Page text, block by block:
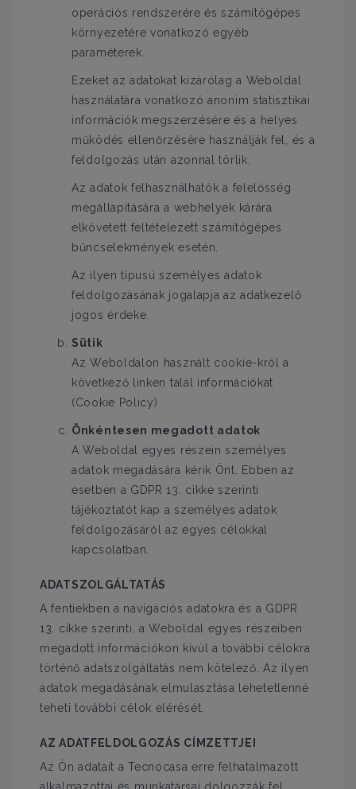
operációs rendszerére és számítógépes
környezetére vonatkozó egyéb
paraméterek.
Ezeket az adatokat kizárólag a Weboldal
használatára vonatkozó anonim statisztikai
információk megszerzésére és a helyes
működés ellenőrzésére használják fel, és a
feldolgozás után azonnal törlik.
Az adatok felhasználhatók a felelősség
megállapítására a webhelyek kárára
elkövetett feltételezett számítógépes
bűncselekmények esetén.
Az ilyen típusú személyes adatok
feldolgozásának jogalapja az adatkezelő
jogos érdeke.
Sütik
Az Weboldalon használt cookie-król a
következő linken talál információkat
(Cookie Policy)
Önkéntesen megadott adatok
A Weboldal egyes részein személyes
adatok megadására kérik Önt. Ebben az
esetben a GDPR 13. cikke szerinti
tájékoztatót kap a személyes adatok
feldolgozásáról az egyes célokkal
kapcsolatban.
ADATSZOLGÁLTATÁS
A fentiekben a navigációs adatokra és a GDPR
13. cikke szerinti, a Weboldal egyes részeiben
megadott információkon kívül a további célokra
történő adatszolgáltatás nem kötelező. Az ilyen
adatok megadásának elmulasztása lehetetlenné
teheti további célok elérését.
AZ ADATFELDOLGOZÁS CÍMZETTJEI
Az Ön adatait a Tecnocasa erre felhatalmazott